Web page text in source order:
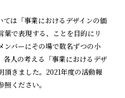
ては「事業におけるデザインの価
葉で表現する、ことを目的にリ
ンバーにその場で数名ずつの小
各人の考える「事業におけるデザ
きました。 2021年度の活動報
照ください。